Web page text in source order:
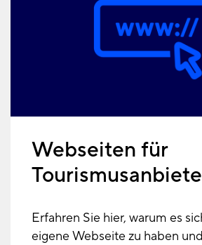
Webseiten für
Erfahren Sie hier, warum es
eigene Webseite zu haben